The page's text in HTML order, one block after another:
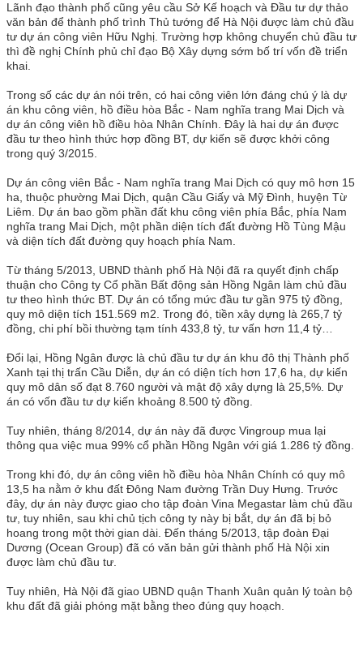
Lãnh đạo thành phố cũng yêu cầu Sở Kế hoạch và Đầu tư dự thảo
văn bản để thành phố trình Thủ tướng để Hà Nội được làm chủ đầu
tư dự án công viên Hữu Nghị. Trường hợp không chuyển chủ đầu tư
thì đề nghị Chính phủ chỉ đạo Bộ Xây dựng sớm bố trí vốn đề triển
khai.
Trong số các dự án nói trên, có hai công viên lớn đáng chú ý là dự
án khu công viên, hồ điều hòa Bắc - Nam nghĩa trang Mai Dịch và
dự án công viên hồ điều hòa Nhân Chính. Đây là hai dự án được
đầu tư theo hình thức hợp đồng BT, dự kiến sẽ được khởi công
trong quý 3/2015.
Dự án công viên Bắc - Nam nghĩa trang Mai Dịch có quy mô hơn 15
ha, thuộc phường Mai Dịch, quận Cầu Giấy và Mỹ Đình, huyện Từ
Liêm. Dự án bao gồm phần đất khu công viên phía Bắc, phía Nam
nghĩa trang Mai Dịch, một phần diện tích đất đường Hồ Tùng Mậu
và diện tích đất đường quy hoạch phía Nam.
Từ tháng 5/2013, UBND thành phố Hà Nội đã ra quyết định chấp
thuận cho Công ty Cổ phần Bất động sản Hồng Ngân làm chủ đầu
tư theo hình thức BT. Dự án có tổng mức đầu tư gần 975 tỷ đồng,
quy mô diện tích 151.569 m2. Trong đó, tiền xây dựng là 265,7 tỷ
đồng, chi phí bồi thường tạm tính 433,8 tỷ, tư vấn hơn 11,4 tỷ…
Đổi lại, Hồng Ngân được là chủ đầu tư dự án khu đô thị Thành phố
Xanh tại thị trấn Cầu Diễn, dự án có diện tích hơn 17,6 ha, dự kiến
quy mô dân số đạt 8.760 người và mật độ xây dựng là 25,5%. Dự
án có vốn đầu tư dự kiến khoảng 8.500 tỷ đồng.
Tuy nhiên, tháng 8/2014, dự án này đã được Vingroup mua lại
thông qua việc mua 99% cổ phần Hồng Ngân với giá 1.286 tỷ đồng.
Trong khi đó, dự án công viên hồ điều hòa Nhân Chính có quy mô
13,5 ha nằm ở khu đất Đông Nam đường Trần Duy Hưng. Trước
đây, dự án này được giao cho tập đoàn Vina Megastar làm chủ đầu
tư, tuy nhiên, sau khi chủ tịch công ty này bị bắt, dự án đã bị bỏ
hoang trong một thời gian dài. Đến tháng 5/2013, tập đoàn Đại
Dương (Ocean Group) đã có văn bản gửi thành phố Hà Nội xin
được làm chủ đầu tư.
Tuy nhiên, Hà Nội đã giao UBND quận Thanh Xuân quản lý toàn bộ
khu đất đã giải phóng mặt bằng theo đúng quy hoạch.